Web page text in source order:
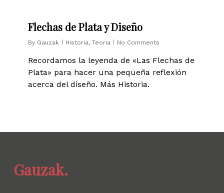
Flechas de Plata y Diseño
By Gauzak Historia,Teoria No Comments
Recordamos la leyenda de «Las Flechas de
Plata» para hacer una pequeña reflexión
acerca del diseño. Más Historia.
Gauzak.